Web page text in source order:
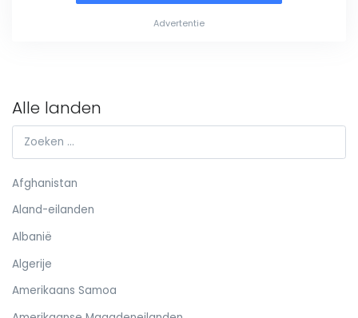
Advertentie
Alle landen
Afghanistan
Aland-eilanden
Albanië
Algerije
Amerikaans Samoa